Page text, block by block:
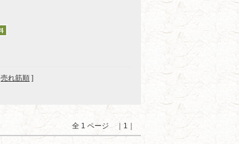
売れ筋順 ]
全 1 ページ ｜1｜